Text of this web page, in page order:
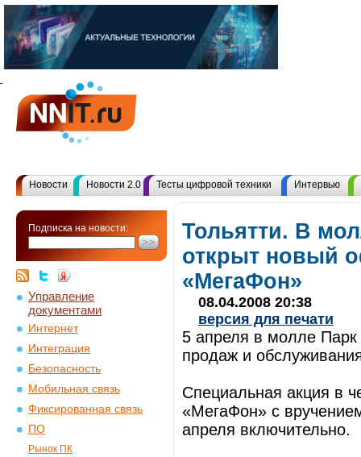
Новости Новости 2.0 Тесты цифровой техники Интервью
Подписка на новости:
Управление
документами
Интернет
Интеграция
Безопасность
Мобильная связь
Фиксированная связь
ПО
Рынок ПК
Тольятти. В
открыт новый
«МегаФон»
08.04.2008 20:38
версия для печати
5 апреля в молле
продаж и
Специальная акция в
«МегаФон» с
апреля включительно.